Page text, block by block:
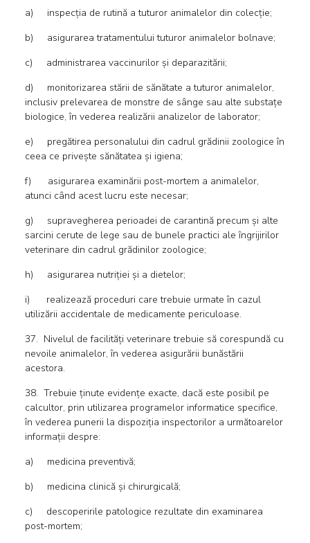
a) inspecția de rutină a tuturor animalelor din colecție;
b) asigurarea tratamentului tuturor animalelor bolnave;
c) administrarea vaccinurilor și deparazitării;
d) monitorizarea stării de sănătate a tuturor animalelor,
inclusiv prelevarea de monstre de sânge sau alte substațe
biologice, în vederea realizării analizelor de laborator;
e) pregătirea personalului din cadrul grădinii zoologice în
ceea ce privește sănătatea și igiena;
f) asigurarea examinării post-mortem a animalelor,
atunci când acest lucru este necesar;
g) supravegherea perioadei de carantină precum și alte
sarcini cerute de lege sau de bunele practici ale îngrijirilor
veterinare din cadrul grădinilor zoologice;
h) asigurarea nutriției și a dietelor;
i) realizează proceduri care trebuie urmate în cazul
utilizării accidentale de medicamente periculoase.
37. Nivelul de facilități veterinare trebuie să corespundă cu
nevoile animalelor, în vederea asigurării bunăstării
acestora.
38. Trebuie ținute evidențe exacte, dacă este posibil pe
calcultor, prin utilizarea programelor informatice specifice,
în vederea punerii la dispoziția inspectorilor a următoarelor
informații despre:
a) medicina preventivă;
b) medicina clinică și chirurgicală;
c) descoperirile patologice rezultate din examinarea
post-mortem;